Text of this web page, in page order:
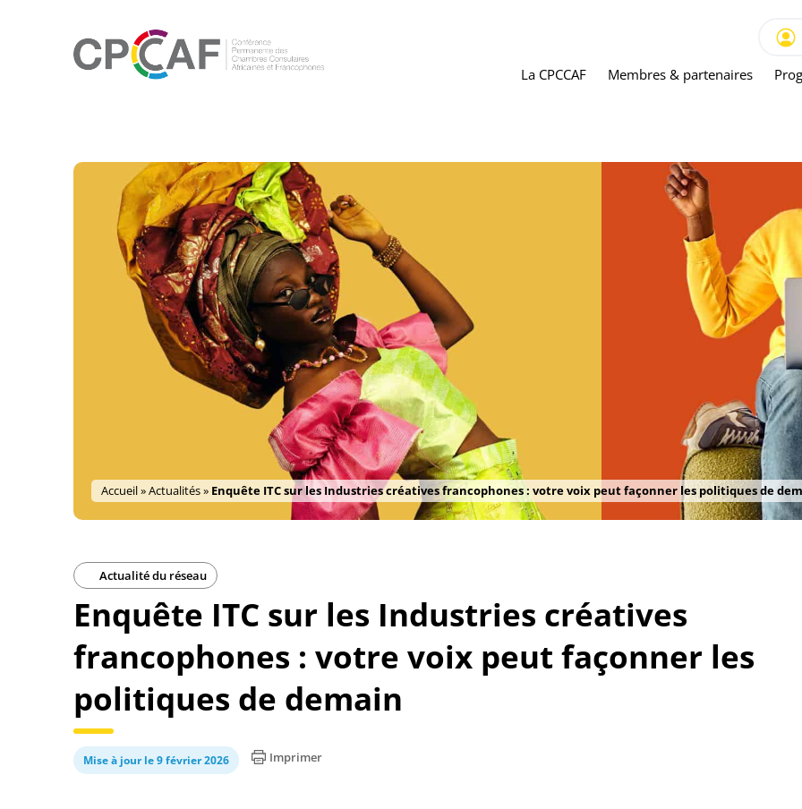
La CPCCAF Membres & partenaires
Accueil»Actualités» Enquête ITC sur les Industries créatives francophones : votre voix peut façonner les politiques de
Actualité du réseau
Enquête ITC sur les Industries créatives
francophones : votre voix peut façonner les
politiques de demain
Mise à jour le 9 février 2026 Imprimer